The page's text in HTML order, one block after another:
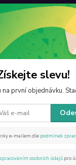
sleva: 20 % s kódem
CZK
Rubín v zoisitu
slevu!
první objednávku.
e-mailem dle podmínek
zpracováním osobních údajů pro